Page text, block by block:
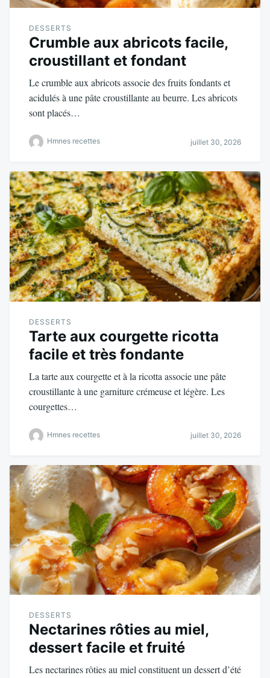
DESSERTS
Crumble aux abricots facile,
croustillant et fondant
Le crumble aux abricots associe des fruits fondants et
acidulés à une pâte croustillante au beurre. Les abricots
sont placés…
Hmnes recettes juillet 30, 2026
DESSERTS
Tarte aux courgette ricotta
facile et très fondante
La tarte aux courgette et à la ricotta associe une pâte
croustillante à une garniture crémeuse et légère. Les
courgettes…
Hmnes recettes juillet 30, 2026
DESSERTS
Nectarines rôties au miel,
dessert facile et fruité
Les nectarines rôties au miel constituent un dessert d’été